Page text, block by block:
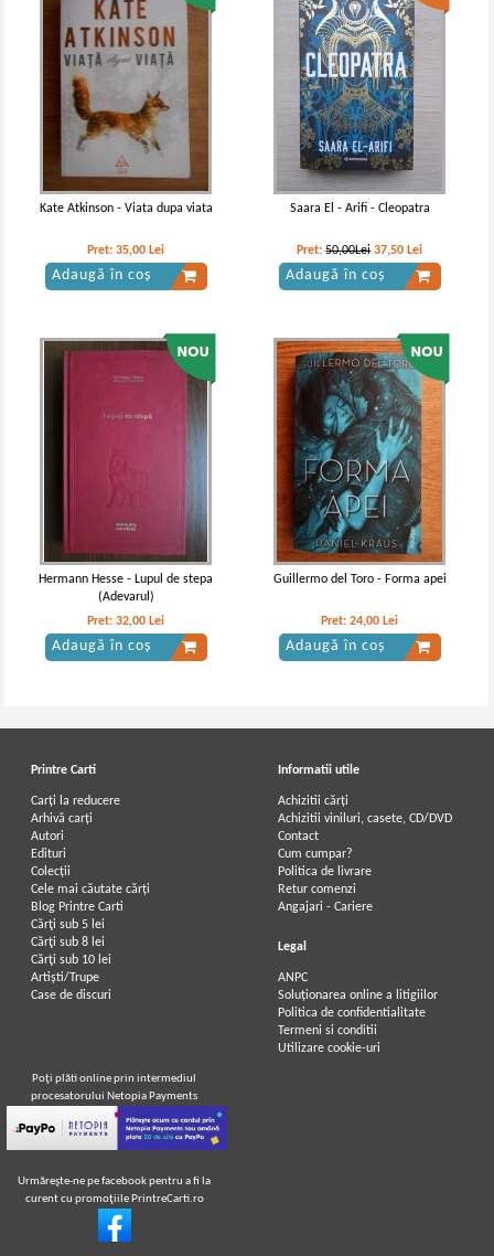
Kate Atkinson - Viata dupa viata
Pret:35,00 Lei
Adaugă în coș
Saara El - Arifi - Cleopatra
Pret:50,00Lei 37,50 Lei
Adaugă în coș
Hermann Hesse - Lupul de stepa
(Adevarul)
Pret:32,00 Lei
Adaugă în coș
Guillermo del Toro - Forma apei
Pret:24,00 Lei
Adaugă în coș
Printre Carti
Carți la reducere
Arhivă carți
Autori
Edituri
Colecții
Cele mai căutate cărți
Blog Printre Carti
Cărţi sub 5 lei
Cărţi sub 8 lei
Cărţi sub 10 lei
Artiști/Trupe
Case de discuri
Informatii utile
Achizitii cărți
Achizitii viniluri, casete, CD/DVD
Contact
Cum cumpar?
Politica de livrare
Retur comenzi
Angajari - Cariere
Legal
ANPC
Soluționarea online a litigiilor
Politica de confidentialitate
Termeni si conditii
Utilizare cookie-uri
Poţi plăti online prin intermediul
procesatorului Netopia Payments
Urmăreşte-ne pe facebook pentru a fi la
curent cu promoţiile PrintreCarti.ro